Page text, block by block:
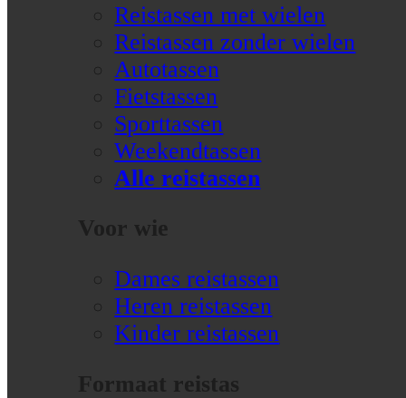
Reistassen met wielen
Reistassen zonder wielen
Autotassen
Fietstassen
Sporttassen
Weekendtassen
Alle reistassen
Voor wie
Dames reistassen
Heren reistassen
Kinder reistassen
Formaat reistas